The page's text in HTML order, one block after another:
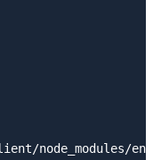
node_modules/